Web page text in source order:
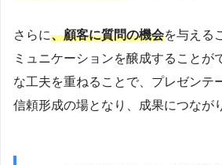
さらに、顧客に質問の機会を与える
ミュニケーションを醸成することが
な工夫を重ねることで、プレゼンテ
信頼形成の場となり、成果につなが